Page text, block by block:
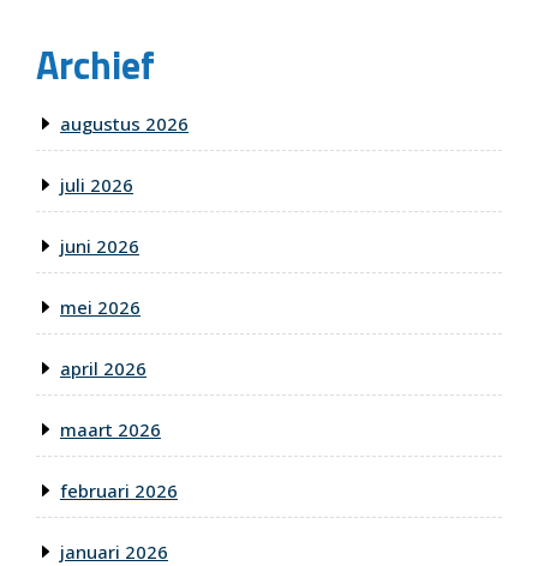
Archief
augustus 2026
juli 2026
juni 2026
mei 2026
april 2026
maart 2026
februari 2026
januari 2026